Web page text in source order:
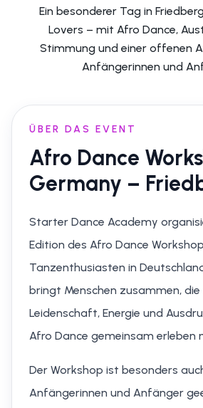
Ein besonderer Tag in
Lovers – mit Afro Dance,
Stimmung und einer offenen
Anfängerinnen und
ÜBER DAS EVENT
Afro Dance
Germany –
Starter Dance Academy
Edition des Afro Dance
Tanzenthusiasten in
bringt Menschen zusammen, die
Leidenschaft, Energie und
Afro Dance gemeinsam erleben
Der Workshop ist besonders
Anfängerinnen und Anfänger